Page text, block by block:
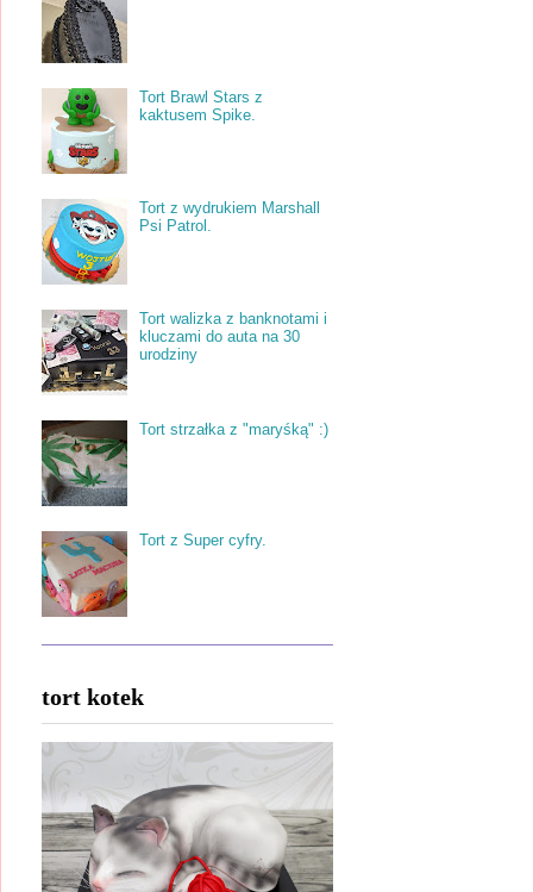
Tort Brawl Stars z
kaktusem Spike.
Tort z wydrukiem Marshall
Psi Patrol.
Tort walizka z banknotami i
kluczami do auta na 30
urodziny
Tort strzałka z "maryśką" :)
Tort z Super cyfry.
tort kotek